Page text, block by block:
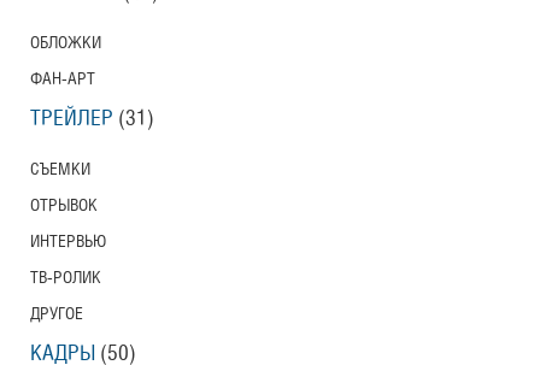
ОБЛОЖКИ
ФАН-АРТ
ТРЕЙЛЕР (31)
СЪЕМКИ
ОТРЫВОК
ИНТЕРВЬЮ
ТВ-РОЛИК
ДРУГОЕ
КАДРЫ (50)